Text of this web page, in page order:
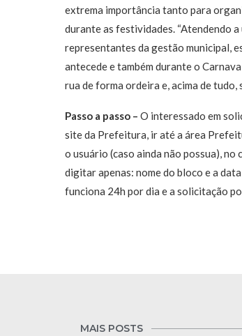
extrema importância tanto para
durante as festividades. “Atendendo
representantes da gestão municipal,
antecede e também durante o
rua de forma ordeira e, acima de tudo,
Passo a passo – O interessado em
site da Prefeitura, ir até a área
o usuário (caso ainda não possua), no
digitar apenas: nome do bloco e a
funciona 24h por dia e a solicitação
MAIS POSTS